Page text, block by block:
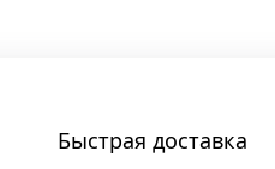
Быстрая доставка